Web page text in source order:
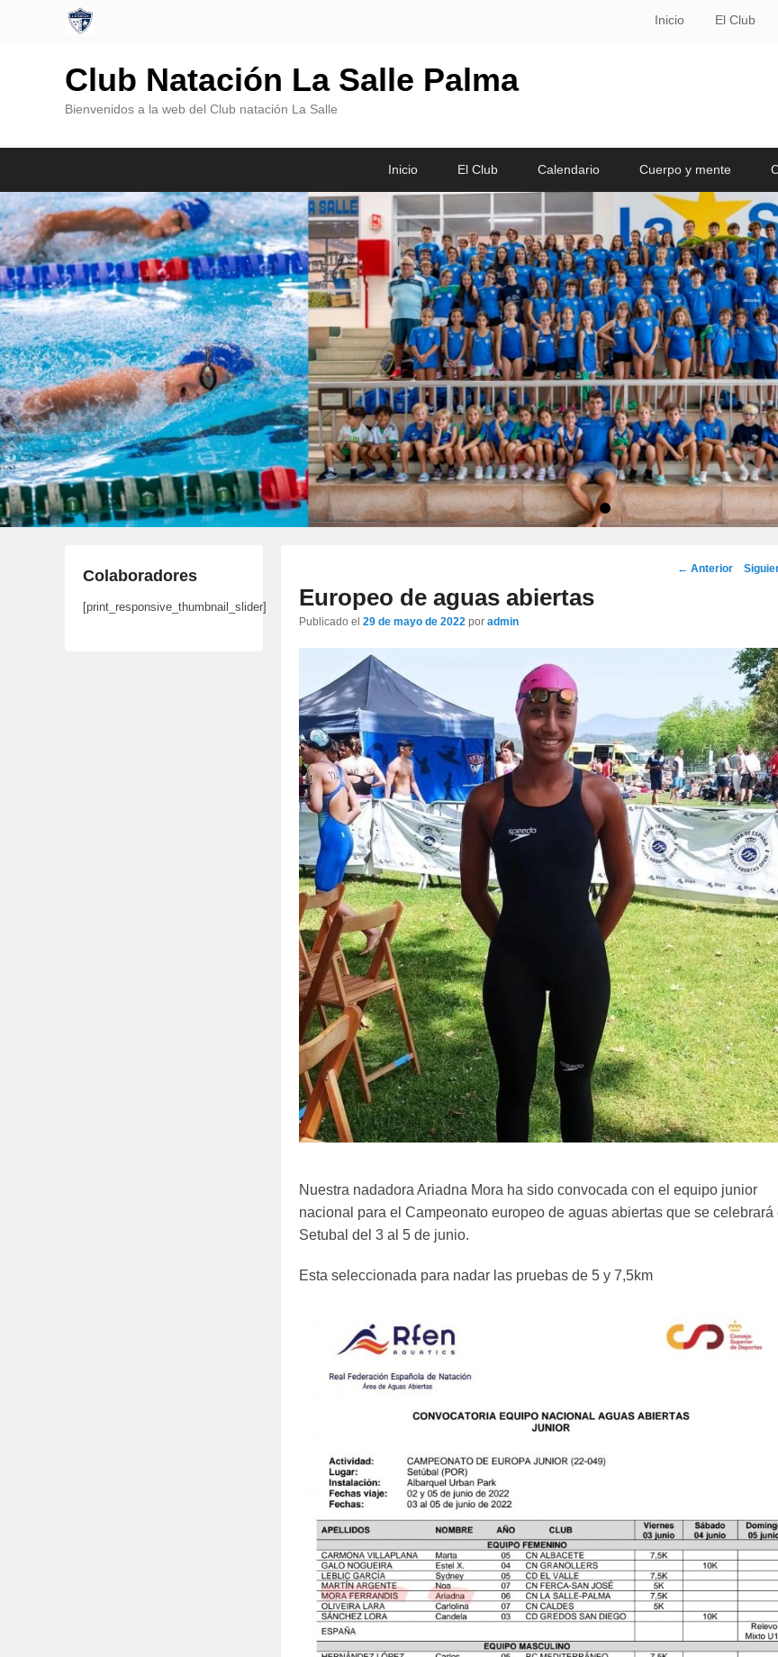
Inicio El Club
Club Natación La Salle Palma
Bienvenidos a la web del Club natación La Salle
contenido
principal
contenido
secundario
Inicio El Club Calendario Cuerpo y mente
•
Navegación
← Anterior
Europeo de aguas abiertas
Publicado el 29 de mayo de 2022 por admin
Nuestra nadadora Ariadna Mora ha sido convocada con el equipo junior
nacional para el Campeonato europeo de aguas abiertas que se celebrará
Setubal del 3 al 5 de junio.
Esta seleccionada para nadar las pruebas de 5 y 7,5km
Colaboradores
[print_responsive_thumbnail_slider]